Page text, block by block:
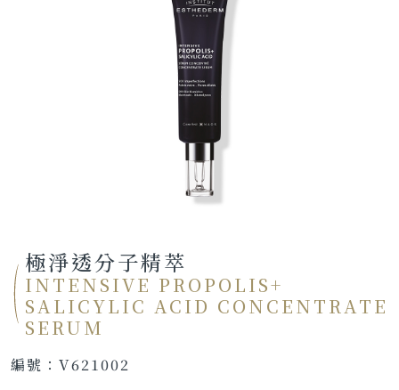
極淨透分子精萃
INTENSIVE PROPOLIS+
SALICYLIC ACID CONCENTRATE
SERUM
編號： V621002